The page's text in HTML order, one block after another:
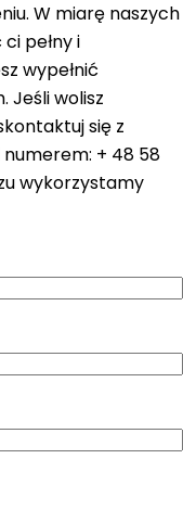
W miarę naszych
pełny i
wypełnić
Jeśli wolisz
się z
+ 48 58
wykorzystamy